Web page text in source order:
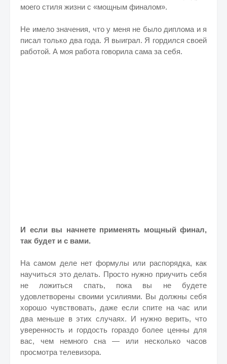
моего стиля жизни с «мощным финалом».
Не имело значения, что у меня не было диплома и я
писал только два года. Я выиграл. Я гордился своей
работой. А моя работа говорила сама за себя.
И если вы начнете применять мощный финал,
так будет и с вами.
На самом деле нет формулы или распорядка, как
научиться это делать. Просто нужно приучить себя
не ложиться спать, пока вы не будете
удовлетворены своими усилиями. Вы должны себя
хорошо чувствовать, даже если спите на час или
два меньше в этих случаях. И нужно верить, что
уверенность и гордость гораздо более ценны для
вас, чем немного сна — или несколько часов
просмотра телевизора.